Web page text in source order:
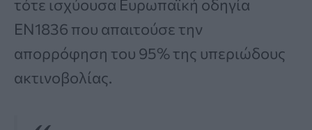
τότε ισχύουσα Ευρωπαϊκή οδηγία
EN1836 που απαιτούσε την
απορρόφηση του 95% της υπεριώδους
ακτινοβολίας.